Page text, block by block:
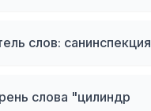
слов: санинспекция
слова "цилиндр